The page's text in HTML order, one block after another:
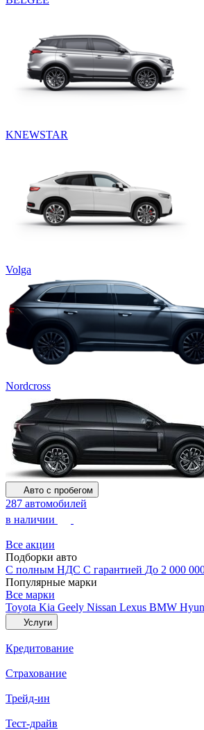
KNEWSTAR
Volga
Nordcross
Авто с пробегом
287 автомобилей
в наличии
Все акции
Подборки авто
С полным НДС С гарантией До 2 000
Популярные марки
Все марки
Toyota Kia Geely Nissan Lexus BMW
Услуги
Кредитование
Страхование
Трейд-ин
Тест-драйв